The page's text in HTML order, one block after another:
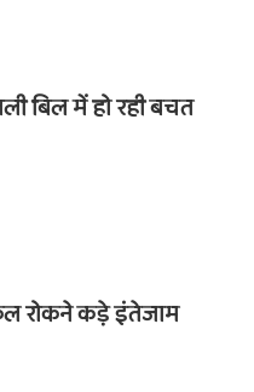
बिल में हो रही बचत
रोकने कड़े इंतेजाम